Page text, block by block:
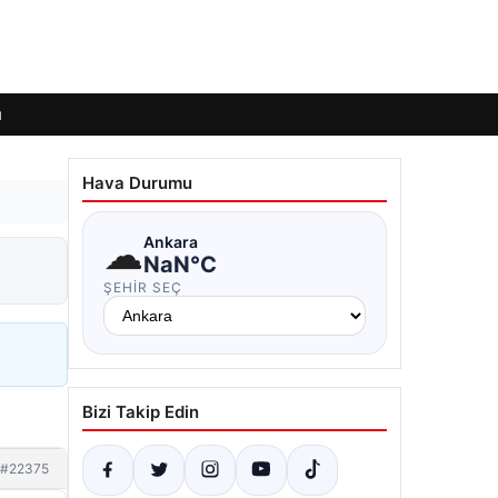
#22375
Hava Durumu
☁Ankara
NaN°C
ŞEHIR SEÇ
Bizi Takip Edin